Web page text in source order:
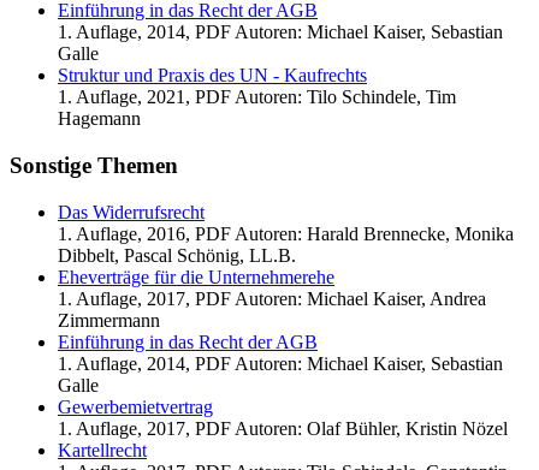
Einführung in das Recht der AGB
1. Auflage, 2014, PDF Autoren: Michael Kaiser, Sebastian
Galle
Struktur und Praxis des UN - Kaufrechts
1. Auflage, 2021, PDF Autoren: Tilo Schindele, Tim
Hagemann
Sonstige Themen
Das Widerrufsrecht
1. Auflage, 2016, PDF Autoren: Harald Brennecke, Monika
Dibbelt, Pascal Schönig, LL.B.
Eheverträge für die Unternehmerehe
1. Auflage, 2017, PDF Autoren: Michael Kaiser, Andrea
Zimmermann
Einführung in das Recht der AGB
1. Auflage, 2014, PDF Autoren: Michael Kaiser, Sebastian
Galle
Gewerbemietvertrag
1. Auflage, 2017, PDF Autoren: Olaf Bühler, Kristin Nözel
Kartellrecht